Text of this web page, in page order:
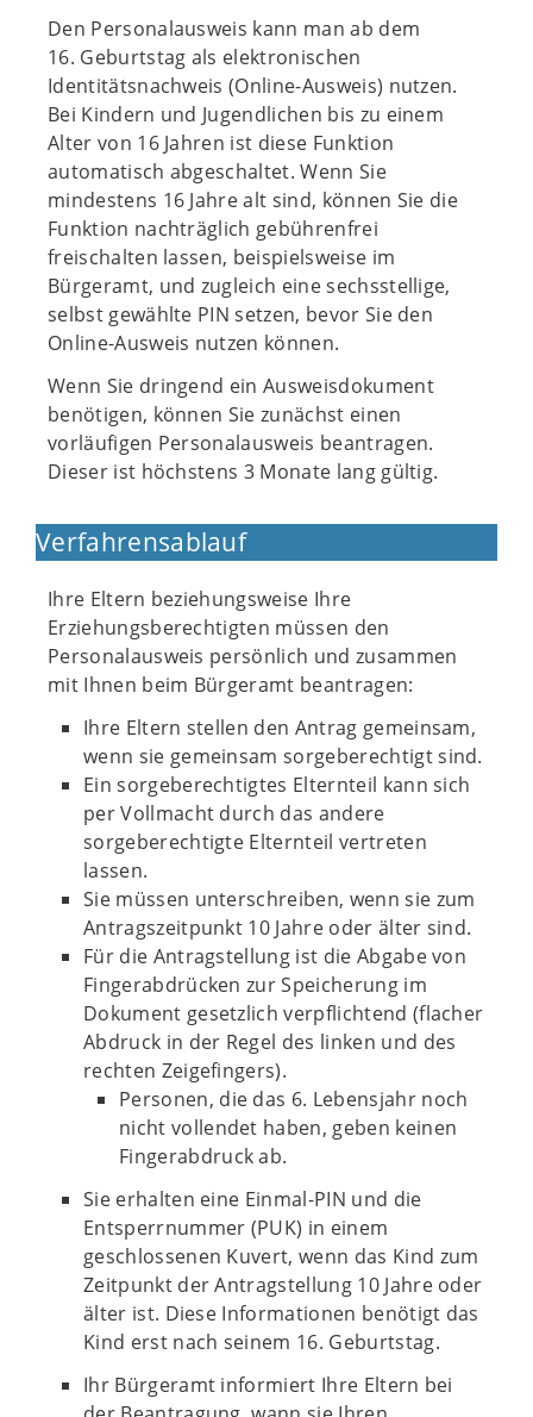
Den Personalausweis kann man ab dem
16. Geburtstag als elektronischen
Identitätsnachweis (Online-Ausweis) nutzen.
Bei Kindern und Jugendlichen bis zu einem
Alter von 16 Jahren ist diese Funktion
automatisch abgeschaltet. Wenn Sie
mindestens 16 Jahre alt sind, können Sie die
Funktion nachträglich gebührenfrei
freischalten lassen, beispielsweise im
Bürgeramt, und zugleich eine sechsstellige,
selbst gewählte PIN setzen, bevor Sie den
Online-Ausweis nutzen können.
Wenn Sie dringend ein Ausweisdokument
benötigen, können Sie zunächst einen
vorläufigen Personalausweis beantragen.
Dieser ist höchstens 3 Monate lang gültig.
Verfahrensablauf
Ihre Eltern beziehungsweise Ihre
Erziehungsberechtigten müssen den
Personalausweis persönlich und zusammen
mit Ihnen beim Bürgeramt beantragen:
Ihre Eltern stellen den Antrag gemeinsam,
wenn sie gemeinsam sorgeberechtigt sind.
Ein sorgeberechtigtes Elternteil kann sich
per Vollmacht durch das andere
sorgeberechtigte Elternteil vertreten
lassen.
Sie müssen unterschreiben, wenn sie zum
Antragszeitpunkt 10 Jahre oder älter sind.
Für die Antragstellung ist die Abgabe von
Fingerabdrücken zur Speicherung im
Dokument gesetzlich verpflichtend (flacher
Abdruck in der Regel des linken und des
rechten Zeigefingers).
Personen, die das 6. Lebensjahr noch
nicht vollendet haben, geben keinen
Fingerabdruck ab.
Sie erhalten eine Einmal-PIN und die
Entsperrnummer (PUK) in einem
geschlossenen Kuvert, wenn das Kind zum
Zeitpunkt der Antragstellung 10 Jahre oder
älter ist. Diese Informationen benötigt das
Kind erst nach seinem 16. Geburtstag.
Ihr Bürgeramt informiert Ihre Eltern bei